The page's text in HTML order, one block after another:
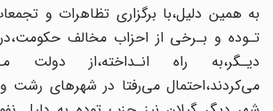
به همین دلیل،با برگزاری تظاهرات و
تـوده و بـرخی از احزاب‌ مخالف حکومت،در
دیـگر،به راه انـداخته،از دولت
می‌کردند‌،احتمال می‌رفتا در شهرهای رشت و